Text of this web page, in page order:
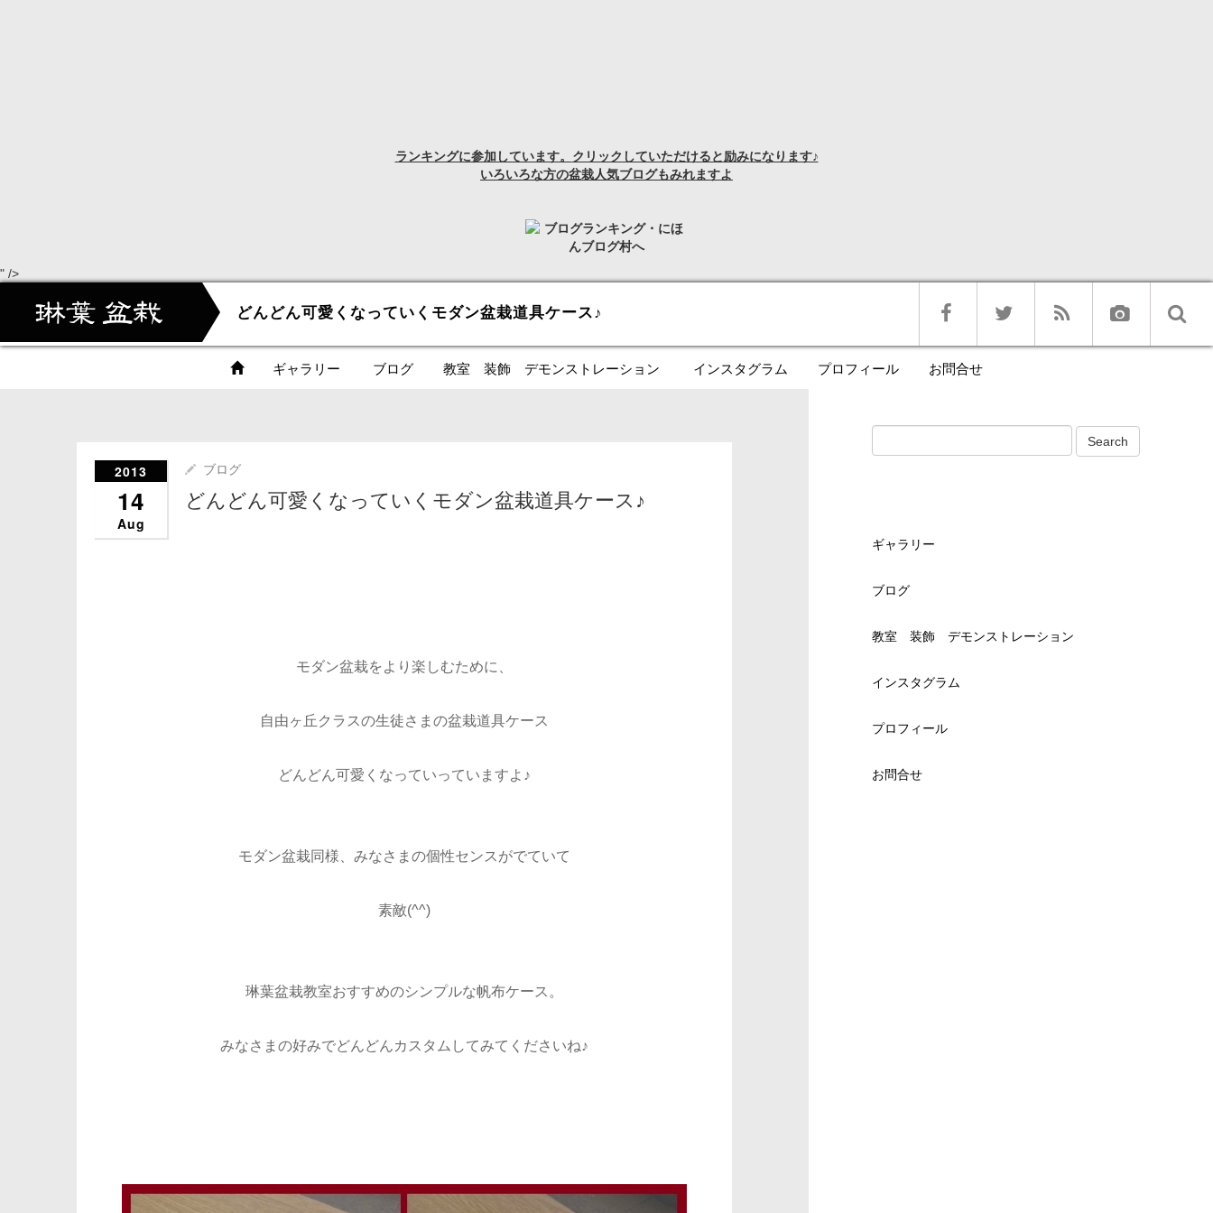
ランキングに参加しています。 クリックしていただけると励みになります♪
いろいろな方の盆栽人気ブログもみれますよ
" />
どんどん可愛くなっていくモダン盆栽道具ケース♪
ギャラリー ブログ 教室 装飾 デモンストレーション インスタグラム プロフィール お問合せ
2013
14
Aug
ブログ
どんどん可愛くなっていくモダン盆栽道具ケース♪
モダン盆栽をより楽しむために、
自由ヶ丘クラスの生徒さまの盆栽道具ケース
どんどん可愛くなっていっていますよ♪
モダン盆栽同様、みなさまの個性センスがでていて
素敵(^^)
琳葉盆栽教室おすすめのシンプルな帆布ケース。
みなさまの好みでどんどんカスタムしてみてくださいね♪
ギャラリー
ブログ
教室 装飾 デモンストレーション
インスタグラム
プロフィール
お問合せ